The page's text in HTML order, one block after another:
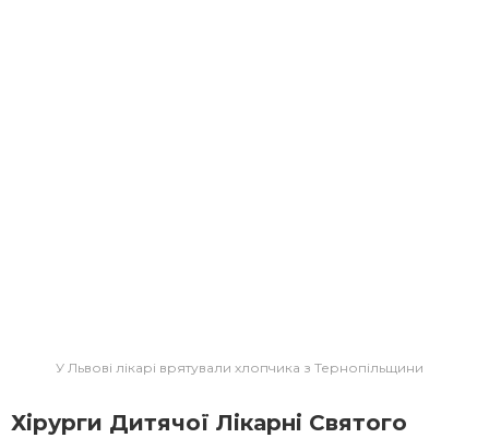
У Львові лікарі врятували хлопчика з Тернопільщини
Хірурги Дитячої Лікарні Святого